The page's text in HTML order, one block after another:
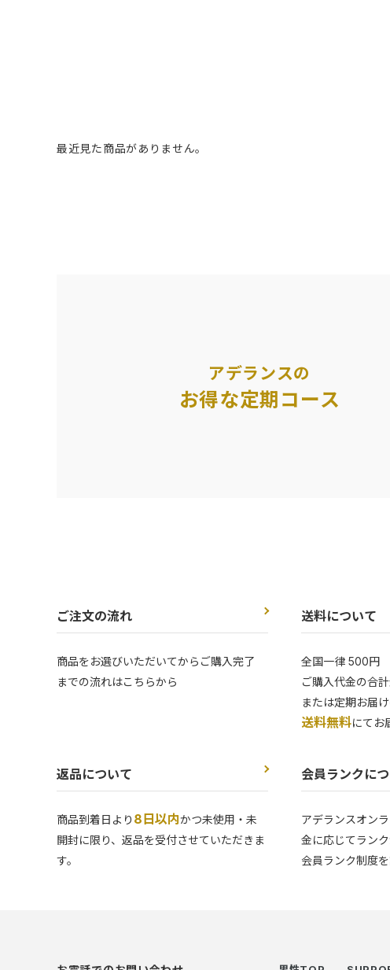
最近見た商品がありません。
アデランスの
お得な定期コース
ご注文の流れ
商品をお選びいただいてからご購入完了
までの流れはこちらから
送料について
全国一律 500円
ご購入代金の合
または定期お届
送料無料にてお
返品について
商品到着日より 8日以内かつ未使用・未
開封に限り、返品を受付させていただきま
す。
会員ランクに
アデランスオン
金に応じてラン
会員ランク制度を